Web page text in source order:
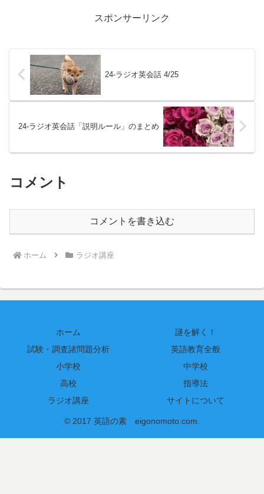
スポンサーリンク
24-ラジオ英会話 4/25
24-ラジオ英会話「説明ルール」のまとめ
コメント
コメントを書き込む
ホーム ラジオ講座
ホーム
謎を解く！
試験・調査諸問題分析
英語教育全般
小学校
中学校
高校
指導法
ラジオ講座
サイトについて
© 2017 英語の素 eigonomoto.com.